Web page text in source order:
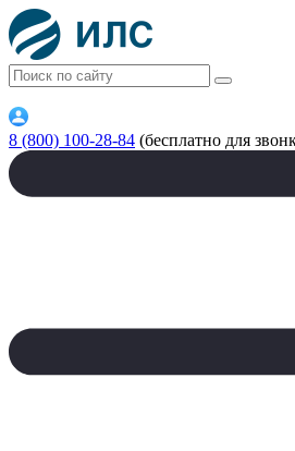
8 (800) 100-28-84 (бесплатно для